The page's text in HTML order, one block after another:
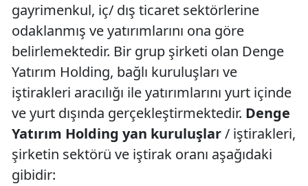
gayrimenkul, iç/ dış ticaret sektörlerine
odaklanmış ve yatırımlarını ona göre
belirlemektedir. Bir grup şirketi olan Denge
Yatırım Holding, bağlı kuruluşları ve
iştirakleri aracılığı ile yatırımlarını yurt içinde
ve yurt dışında gerçekleştirmektedir. Denge
Yatırım Holding yan kuruluşlar/ iştirakleri,
şirketin sektörü ve iştirak oranı aşağıdaki
gibidir: